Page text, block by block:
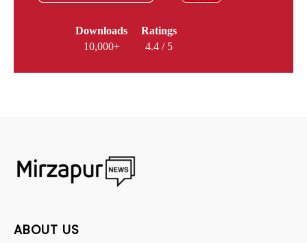
Downloads
10,000+
Ratings
4.4 / 5
ABOUT US